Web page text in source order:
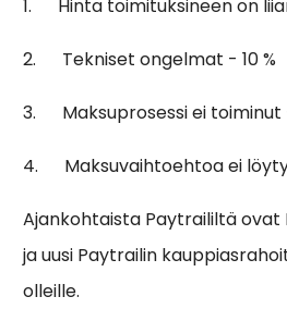
1. Hinta toimituksineen on
2. Tekniset ongelmat - 10 %
3. Maksuprosessi ei toiminut
4. Maksuvaihtoehtoa ei
Ajankohtaista Paytraililtä ovat
ja uusi Paytrailin
olleille.